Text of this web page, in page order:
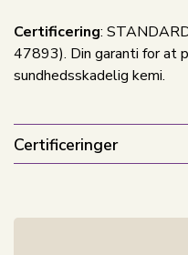
Certificering:
47893). Din garanti for at
sundhedsskadelig kemi.
Certificeringer